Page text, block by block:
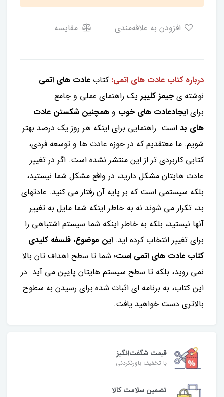
مقایسه
درباره کتاب عادت های اتمی: کتاب عادت های اتمی
نوشته ی جیمز کلییر یک راهنمای عملی و جامع
برای ایجادعادت های خوب و همچنین شکستن عادت
های بد است. راهنمایی برای اینکه هر روز یک درصد بهتر
شویم. ما معتقدیم که در حوزه عادت ها و توسعه فردی،
کتابی کاربردی تر از این منتشر نشده است. اگر در تغییر
عادت هایتان مشکل دارید، در واقع مشکل شما نیستید،
بلکه سیستمی است که بر پایه آن رفتار می کنید. عادتهای
بد، تکرار می شوند نه به خاطر اینکه شما مایل به تغییر
آنها نیستید، بلکه به خاطر اینکه شما سیستم اشتباهی را
برای تغییر انتخاب کرده اید. این موضوع، فلسفه کلیدی
کتاب عادت های اتمی است؛ شما تا سطح اهداف تان بالا
نمی روید، بلکه تا سطح سیستم هایتان پایین می آید. در
این کتاب، به برنامه ای اثبات شده برای رسیدن به سطوح
بالاتری دست خواهید یافت.
قیمت شگفت‌انگیز
با تخفیف باورنکردنی
تضمین سلامت کالا